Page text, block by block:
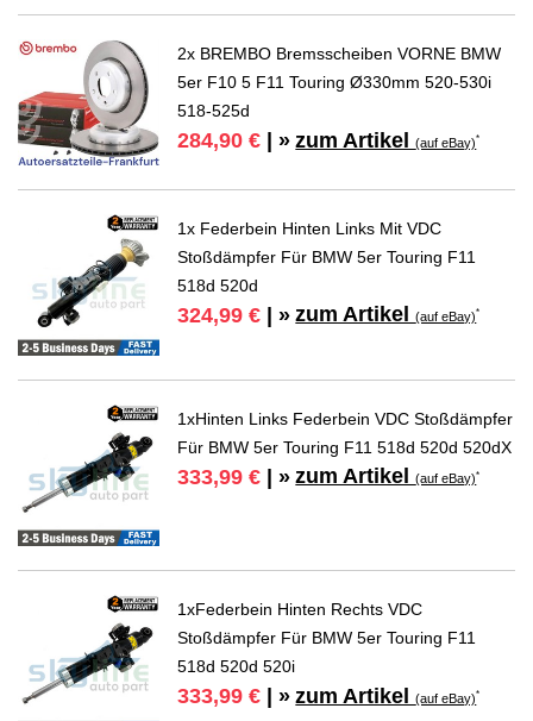
2x BREMBO Bremsscheiben VORNE BMW
5er F10 5 F11 Touring Ø330mm 520-530i
518-525d
284,90 € | » zum Artikel(auf eBay)*
1x Federbein Hinten Links Mit VDC
Stoßdämpfer Für BMW 5er Touring F11
518d 520d
324,99 € | » zum Artikel(auf eBay)*
1xHinten Links Federbein VDC Stoßdämpfer
Für BMW 5er Touring F11 518d 520d 520dX
333,99 € | » zum Artikel(auf eBay)*
1xFederbein Hinten Rechts VDC
Stoßdämpfer Für BMW 5er Touring F11
518d 520d 520i
333,99 € | » zum Artikel(auf eBay)*